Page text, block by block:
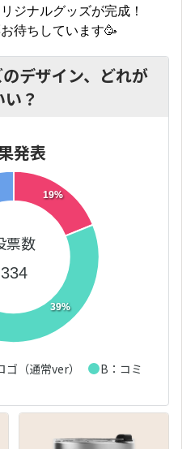
ジナルグッズが完成！
待ちしています🥳
デザイン、どれが
い？
発表
19%
39%
票数
334
（通常ver） B：コミュニティ